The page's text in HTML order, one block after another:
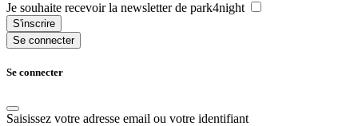
Je souhaite recevoir la newsletter de park4night
S'inscrire
Se connecter
Se connecter
Saisissez votre adresse email ou votre identifiant